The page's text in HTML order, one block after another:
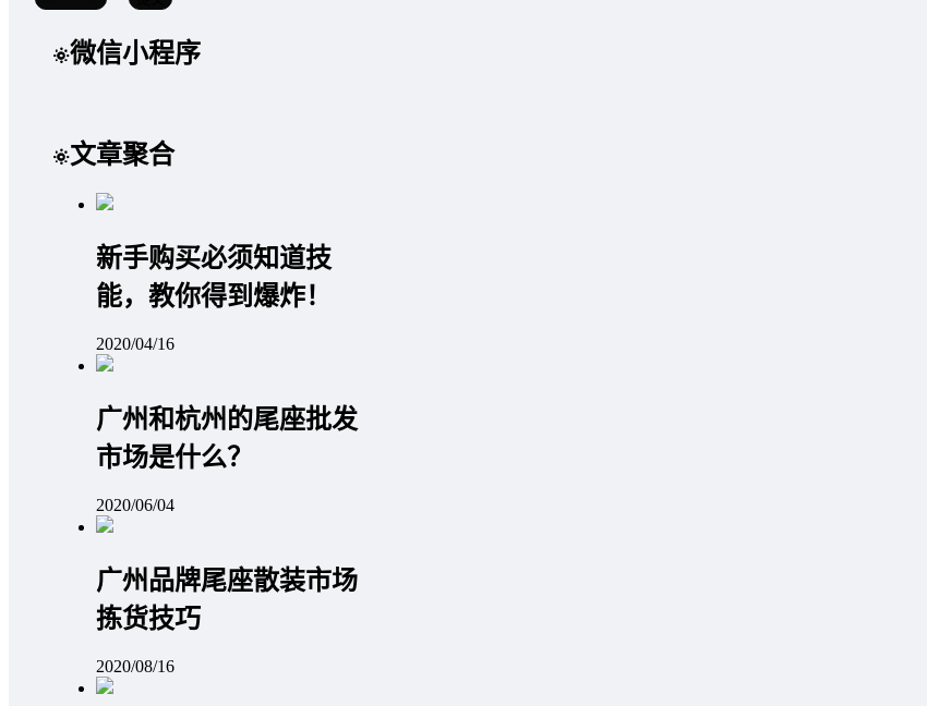
微信小程序
文章聚合
新手购买必须知道技
能，教你得到爆炸！
2020/04/16
广州和杭州的尾座批发
市场是什么？
2020/06/04
广州品牌尾座散装市场
拣货技巧
2020/08/16